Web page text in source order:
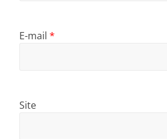
E-mail *
Site